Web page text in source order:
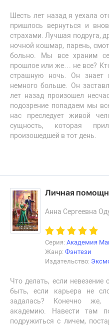
Шесть лет назад я уехала
пришлось вернуться и
страхами. Лучшая подруга,
ночной кошмар, парень,
больно. Мы все храним
прошлое или же… не все?
страшную ночь. Он
немного больше. Он
лет назад произошел
подозрение попадаем мы
нас преследует живой
сущность, которая
произошедшей в тот день.
Личная
Анна Сергеевна
Серия: Академия
Жанр: Фэнтези
Издательство:
Что делать, если
быть, если карьера не
задалась? Конечно же,
академию. Навести там
подружиться с личем,